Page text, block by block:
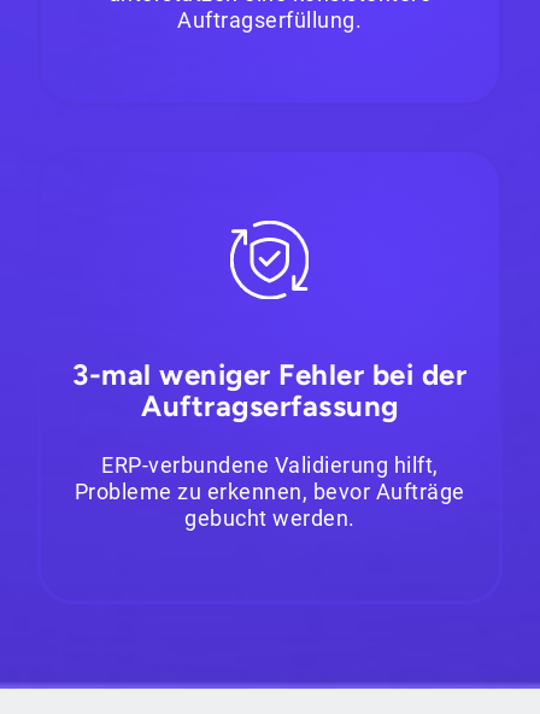
Auftragserfüllung.
3-mal weniger Fehler bei der
Auftragserfassung
ERP-verbundene Validierung hilft,
Probleme zu erkennen, bevor Aufträge
gebucht werden.